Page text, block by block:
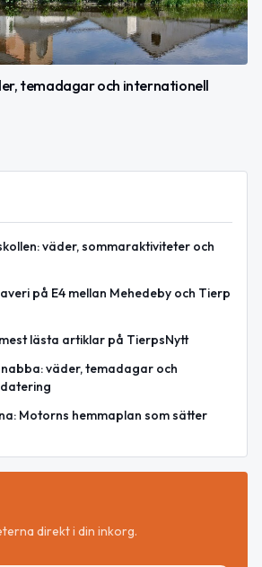
temadagar och internationell
väder, sommaraktiviteter och
på E4 mellan Mehedeby och Tierp
lästa artiklar på TierpsNytt
väder, temadagar och
Motorns hemmaplan som sätter
direkt i din inkorg.